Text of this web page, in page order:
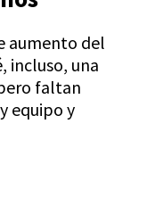
aumento del
incluso, una
faltan
equipo y